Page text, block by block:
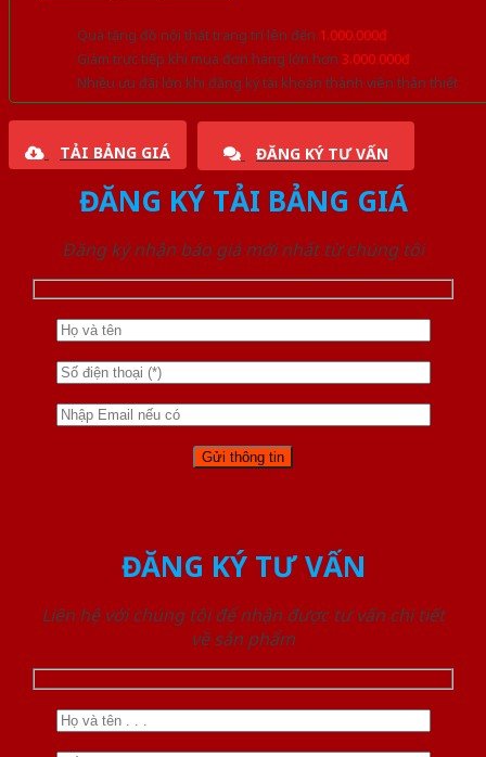
Quà tặng đồ nội thất trang trí lên đến 1.000.000đ
Giảm trực tiếp khi mua đơn hàng lớn hơn 3.000.000đ
Nhiều ưu đãi lớn khi đăng ký tài khoản thành viên thân thiết
TẢI BẢNG GIÁ ĐĂNG KÝ TƯ VẤN
ĐĂNG KÝ TẢI BẢNG GIÁ
Đăng ký nhận báo giá mới nhất từ chúng tôi
ĐĂNG KÝ TƯ VẤN
Liên hệ với chúng tôi để nhận được tư vấn chi tiết
về sản phẩm